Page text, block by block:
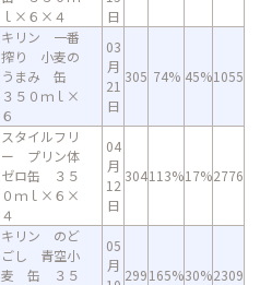
ｌ×６×４
日
キリン 一番
搾り 小麦の
うまみ 缶
３５０ｍｌ×
６
03
月
21
日
305 74% 45%1055
スタイルフリ
ー プリン体
ゼロ缶 ３５
０ｍｌ×６×
４
04
月
12
日
304113%17%2776
キリン のど
ごし 青空小
麦 缶 ３５
05
月
299165%30%2309